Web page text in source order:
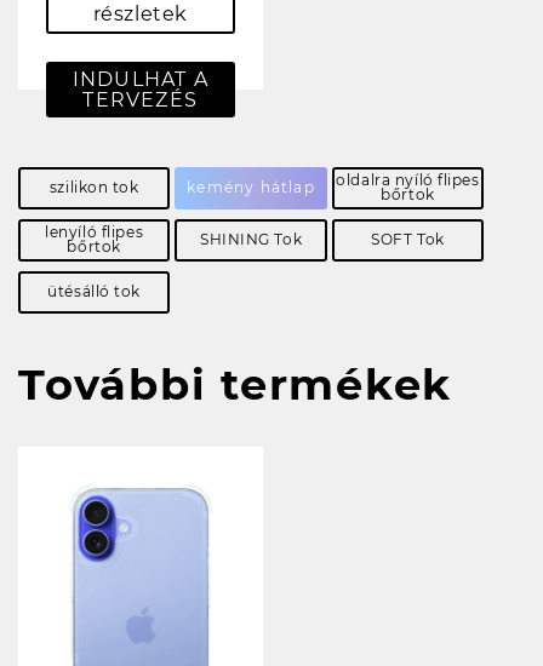
részletek
INDULHAT A
TERVEZÉS
szilikon tok kemény hátlap
oldalra nyíló flipes
bőrtok
lenyíló flipes
bőrtok
SHINING Tok SOFT Tok
ütésálló tok
További termékek